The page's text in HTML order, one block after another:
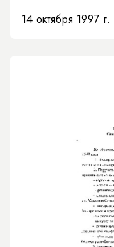
14 октября 1997 г.